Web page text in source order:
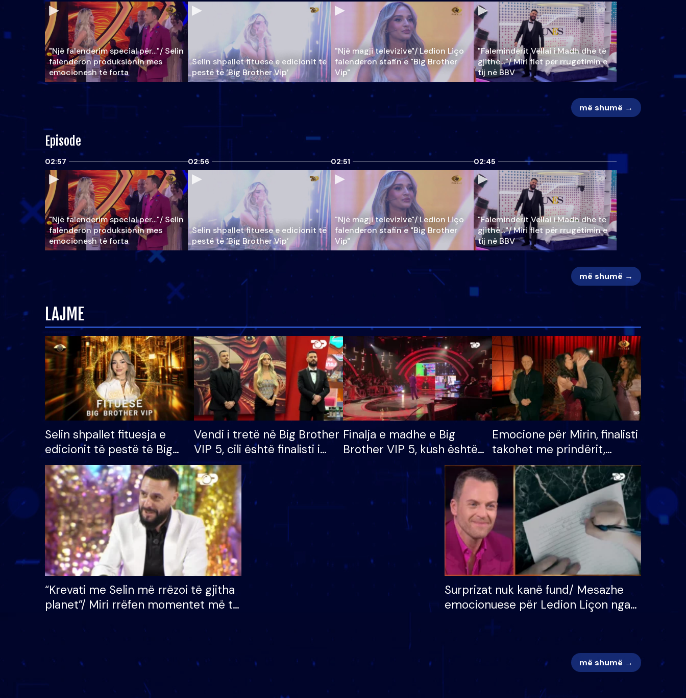
"Një falenderim special për…"/ Selin
falënderon produksionin mes
emocionesh të forta
Selin shpallet fituese e edicionit të
pestë të ‘Big Brother Vip’
"Një magji televizive"/ Ledion Liço
falenderon stafin e "Big Brother
Vip"
"Faleminderit Vëllai i Madh dhe të
gjithë…"/ Miri flet për rrugëtimin e
tij në BBV
më shumë →
Episode
02:57
"Një falenderim special për…"/ Selin
falënderon produksionin mes
emocionesh të forta
02:56
Selin shpallet fituese e edicionit të
pestë të ‘Big Brother Vip’
02:51
"Një magji televizive"/ Ledion Liço
falenderon stafin e "Big Brother
Vip"
02:45
"Faleminderit Vëllai i Madh dhe të
gjithë…"/ Miri flet për rrugëtimin e
tij në BBV
më shumë →
LAJME
Selin shpallet fituesja e
edicionit të pestë të Big
Brother VIP, rrëmben
çmimin e madh prej 100
mijë eurosh
Vendi i tretë në Big Brother
VIP 5, cili është finalisti i
radhës që lë shtëpinë
Finalja e madhe e Big
Brother VIP 5, kush është
banori i parë që lë shtëpinë
dhe humb mundësinë për
të fituar çmimin e madh
Emocione për Mirin, finalisti
takohet me prindërit,
vajzën dhe bashkëshorten:
S’kemi ndonjë letër divorci
apo jo?
“Krevati me Selin më rrëzoi të gjitha
planet”/ Miri rrëfen momentet më të
mungojë zilja e mëngjesit kur…
Surprizat nuk kanë fund/ Mesazhe
emocionuese për Ledion Liçon nga
më shumë →